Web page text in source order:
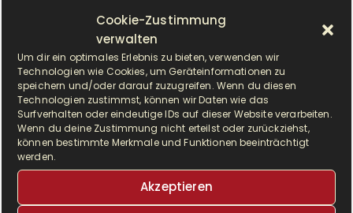
Cookie-Zustimmung
verwalten
Um dir ein optimales Erlebnis zu bieten, verwenden wir
Technologien wie Cookies, um Geräteinformationen zu
speichern und/oder darauf zuzugreifen. Wenn du diesen
Technologien zustimmst, können wir Daten wie das
Surfverhalten oder eindeutige IDs auf dieser Website verarbeiten.
Wenn du deine Zustimmung nicht erteilst oder zurückziehst,
können bestimmte Merkmale und Funktionen beeinträchtigt
werden.
Akzeptieren
SCHREIBE EINEN KOMMENTAR